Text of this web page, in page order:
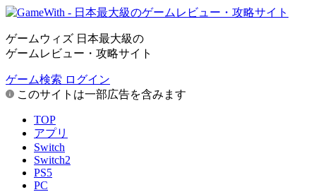
ゲームウィズ 日本最大級の
ゲームレビュー・攻略サイト
ゲーム検索 ログイン
このサイトは一部広告を含みます
TOP
アプリ
Switch
Switch2
PS5
PC